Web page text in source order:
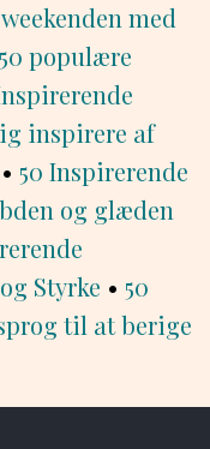
med
populære
inspirere af
• 50 Inspirerende
og glæden
Styrke • 50
til at berige